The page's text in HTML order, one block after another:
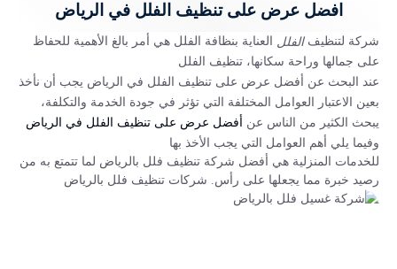
افضل عرض على تنظيف الفلل في الرياض
شركة لتنظيفالفلل
العناية بنظافة الفلل هي أمر بالغ الأهمية للحفاظ
على جمالها وراحة سكانها، تنظيف الفلل
عند البحث عن أفضل عرض على تنظيف الفلل في الرياض يجب أن نأخذ
بعين الاعتبار العوامل المختلفة التي تؤثر في جودة الخدمة والتكلفة،
يبحث الكثير من الناس عن أفضل عرض على تنظيف الفلل في الرياض
وفيما يلي أهم العوامل التي يجب الأخذ بها
للخدمات المنزلية هي أفضل شركة تنظيف فلل بالرياض لما تتمتع به من
رصيد خبرة مما يجعلها على رأس. شركات تنظيف فلل بالرياض